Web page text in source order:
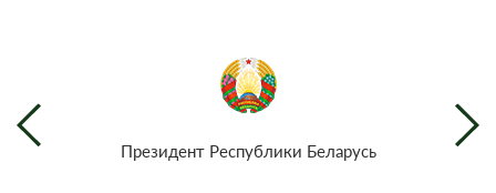
Президент Республики Беларусь